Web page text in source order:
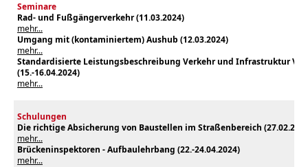
Seminare
Rad- und Fußgängerverkehr (11.03.2024)
mehr...
Umgang mit (kontaminiertem) Aushub (12.03.2024)
mehr...
Standardisierte Leistungsbeschreibung Verkehr und Infrastruktur
(15.-16.04.2024)
mehr...
Schulungen
Die richtige Absicherung von Baustellen im Straßenbereich
mehr...
Brückeninspektoren - Aufbaulehrbang (22.-24.04.2024)
mehr...